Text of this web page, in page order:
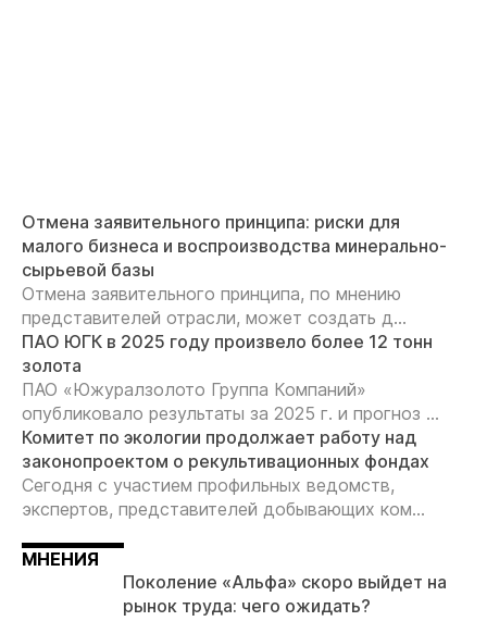
Отмена заявительного принципа: риски для
малого бизнеса и воспроизводства минерально-
сырьевой базы
Отмена заявительного принципа, по мнению
представителей отрасли, может создать д...
ПАО ЮГК в 2025 году произвело более 12 тонн
золота
ПАО «Южуралзолото Группа Компаний»
опубликовало результаты за 2025 г. и прогноз ...
Комитет по экологии продолжает работу над
законопроектом о рекультивационных фондах
Сегодня с участием профильных ведомств,
экспертов, представителей добывающих ком...
МНЕНИЯ
Поколение «Альфа» скоро выйдет на
рынок труда: чего ожидать?